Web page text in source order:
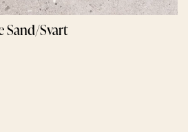
Sand/Svart